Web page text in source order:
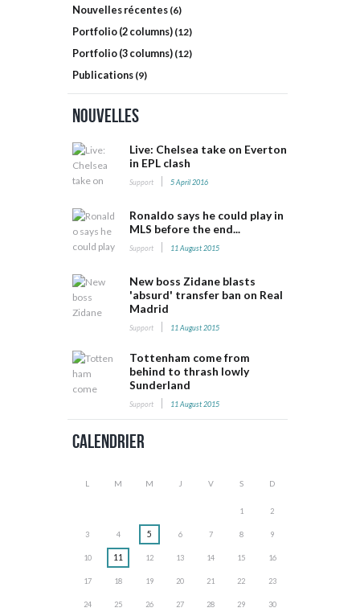
Nouvelles récentes (6)
Portfolio (2 columns) (12)
Portfolio (3 columns) (12)
Publications (9)
Nouvelles
Live: Chelsea take on Everton
in EPL clash
Support 5 April 2016
Ronaldo says he could play in
MLS before the end...
Support 11 August 2015
New boss Zidane blasts
'absurd' transfer ban on Real
Madrid
Support 11 August 2015
Tottenham come from
behind to thrash lowly
Sunderland
Support 11 August 2015
Calendrier
L M M J V S D
1 2
3 4 5 6 7 8 9
10 11 12 13 14 15 16
17 18 19 20 21 22 23
24 25 26 27 28 29 30